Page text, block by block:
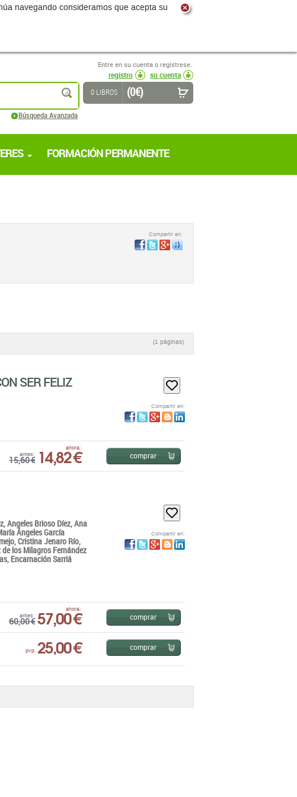
navegando consideramos que acepta su
Entre en su cuenta o regístrese.
registro
su cuenta
buscar
Búsqueda Avanzada
0 LIBROS (0 €)
FORMACIÓN PERMANENTE
Compartir en:
(1 páginas)
SER FELIZ
Compartir en:
antes:
15,60 €
ahora:
14,82 € comprar
Angeles Brioso Díez,Ana
Ángeles García
Cristina Jenaro Río,
los Milagros Fernández
Encarnación Sarriá
Compartir en:
antes:
60,00 €
ahora:
57,00 € comprar
pvp. 25,00 € comprar